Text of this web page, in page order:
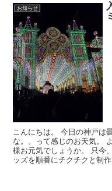
お知らせ
こんにちは。 今日の神戸は
な。。って感じのお天気。
様お元気でしょうか。 只今
ッズを順番にチクチクと制作